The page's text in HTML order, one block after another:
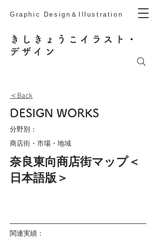
きしきょうこ イラスト・
デザイン
Graphic Design＆Illustration
＜Back
DESIGN WORKS
分野別：
商店街・市場・地域
奈良東向商店街マップ＜
日本語版＞
関連実績：